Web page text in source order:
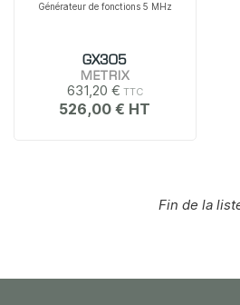
Générateur de fonctions 5 MHz
GX305
METRIX
631,20 €
526,00 €
Fin de la